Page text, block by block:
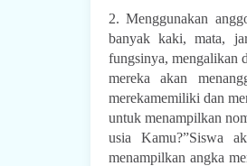
2. Menggunakan
banyak kaki, mata,
fungsinya, mengalikan
mereka akan
merekamemiliki dan
untuk menampilkan
usia Kamu?”Siswa
menampilkan angka